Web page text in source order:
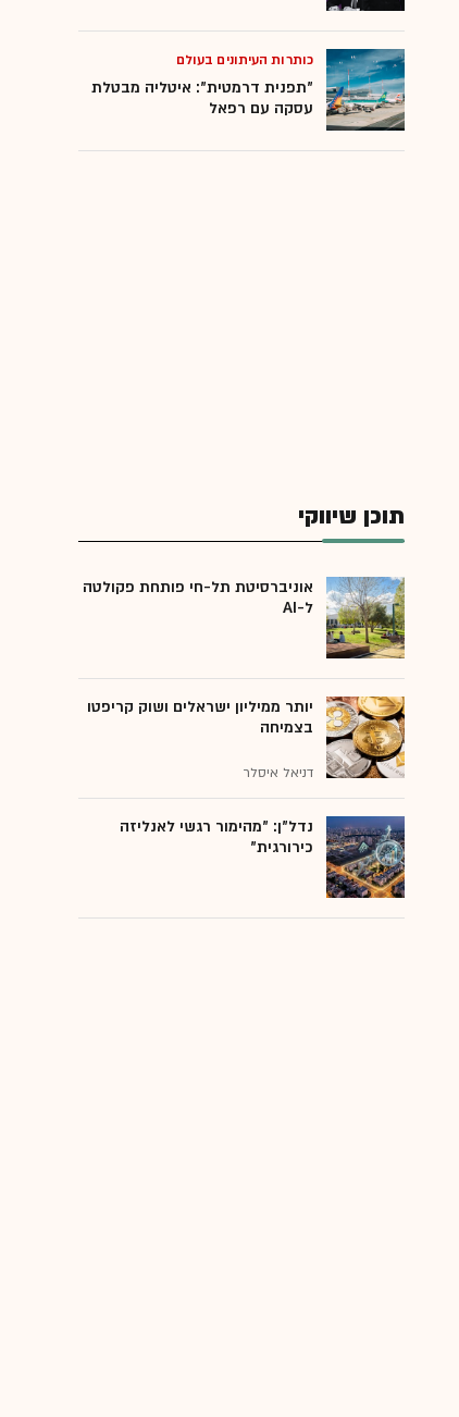
כותרות העיתונים בעולם
"תפנית דרמטית": איטליה מבטלת
עסקה עם רפאל
תוכן שיווקי
אוניברסיטת תל-חי פותחת פקולטה
ל-AI
יותר ממיליון ישראלים ושוק קריפטו
בצמיחה
דניאל איסלר
נדל"ן: "מהימור רגשי לאנליזה
כירורגית"